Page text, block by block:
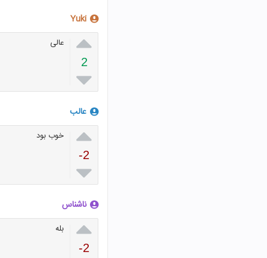
Yuki

2

عالی
عالب

-2

خوب بود
ناشناس

-2
بله